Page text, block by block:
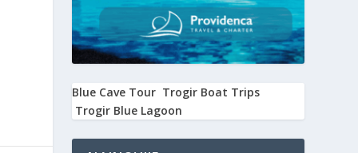
Blue Cave Tour Trogir Boat Trips
Trogir Blue Lagoon